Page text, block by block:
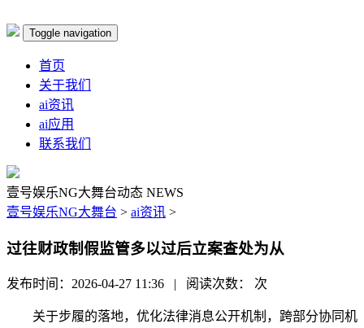
Toggle navigation
首页
关于我们
ai资讯
ai应用
联系我们
壹号娱乐NG大舞台动态 NEWS
壹号娱乐NG大舞台 > ai资讯 >
过往财政制假监管多以过后立案查处为从
发布时间：2026-04-27 11:36 | 阅读次数： 次
关于步履的落地，优化法律消息公开机制，跨部分协同机